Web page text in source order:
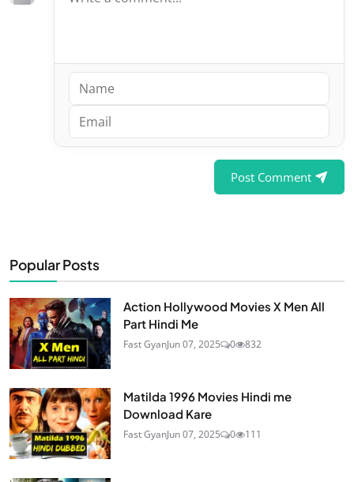
Post Comment
Popular Posts
Action Hollywood Movies X Men All
Part Hindi Me
Fast GyanJun 07, 2025 0 832
Matilda 1996 Movies Hindi me
Download Kare
Fast GyanJun 07, 2025 0 111